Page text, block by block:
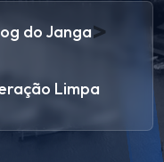
do Janga>
Limpa